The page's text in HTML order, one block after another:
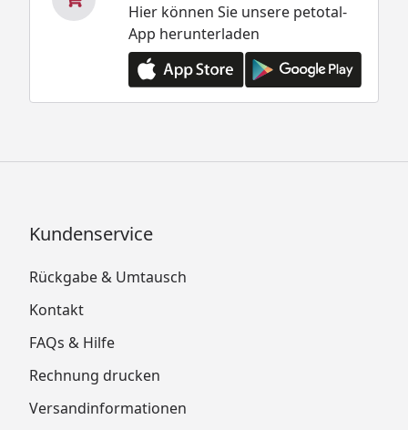
Hier können Sie unsere petotal-
App herunterladen
Kundenservice
Rückgabe & Umtausch
Kontakt
FAQs & Hilfe
Rechnung drucken
Versandinformationen